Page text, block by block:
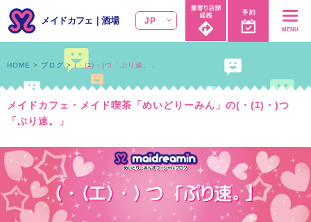
メイドカフェ ｜酒場 JP
MENU
メイドカフェ・メイド喫茶「めいどりーみん」の(・(ｴ)・)つ
「ぷり速。」
HOME ブログ (・(ｴ)・)つ「ぷり速。」